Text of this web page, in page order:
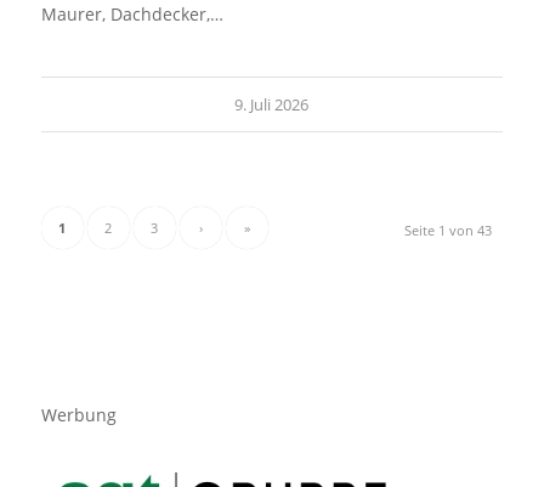
Maurer, Dachdecker,…
9. Juli 2026
Seite 1 von 43
1 2 3 › »
Werbung